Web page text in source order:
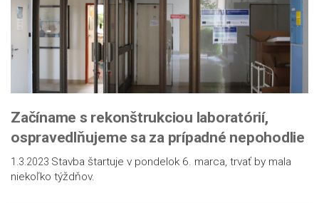
Začíname s rekonštrukciou laboratórií,
ospravedlňujeme sa za prípadné nepohodlie
1.3.2023 Stavba štartuje v pondelok 6. marca, trvať by mala
niekoľko týždňov.